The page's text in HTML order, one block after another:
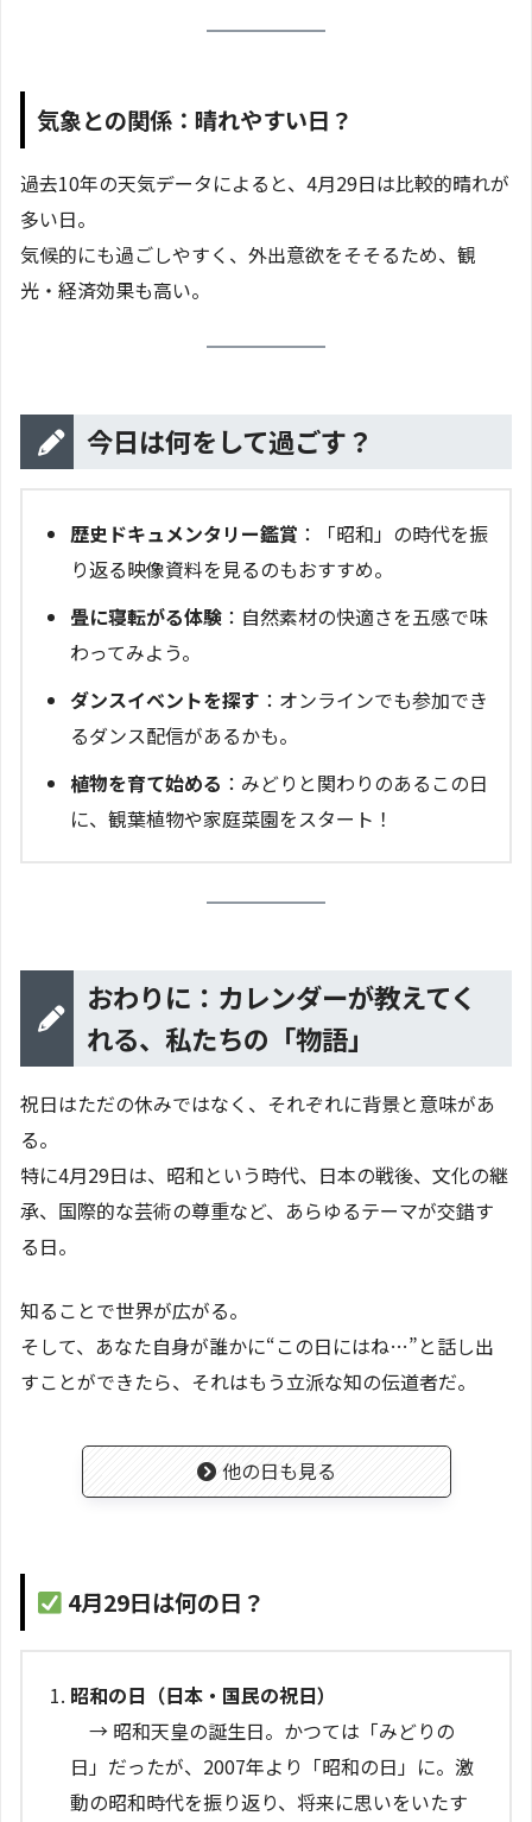
気象との関係：晴れやすい日？
過去10年の天気データによると、4月29日は比較的晴れが
多い日。
気候的にも過ごしやすく、外出意欲をそそるため、観
光・経済効果も高い。
今日は何をして過ごす？
歴史ドキュメンタリー鑑賞 ：「昭和」の時代を振
り返る映像資料を見るのもおすすめ。
畳に寝転がる体験 ：自然素材の快適さを五感で味
わってみよう。
ダンスイベントを探す ：オンラインでも参加でき
るダンス配信があるかも。
植物を育て始める ：みどりと関わりのあるこの日
に、観葉植物や家庭菜園をスタート！
おわりに：カレンダーが教えてく
れる、私たちの「物語」
祝日はただの休みではなく、それぞれに背景と意味があ
る。
特に4月29日は、昭和という時代、日本の戦後、文化の継
承、国際的な芸術の尊重など、あらゆるテーマが交錯す
る日。
知ることで世界が広がる。
そして、あなた自身が誰かに“この日にはね…”と話し出
すことができたら、それはもう立派な知の伝道者だ。
他の日も見る
4月29日は何の日？
昭和の日（日本・国民の祝日）
→ 昭和天皇の誕生日。かつては「みどりの
日」だったが、2007年より「昭和の日」に。激
動の昭和時代を振り返り、将来に思いをいたす